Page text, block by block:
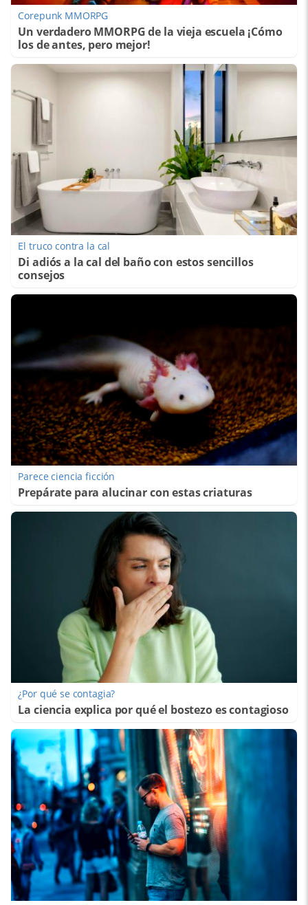
Corepunk MMORPG
Un verdadero MMORPG de la vieja escuela ¡Cómo
los de antes, pero mejor!
El truco contra la cal
Di adiós a la cal del baño con estos sencillos
consejos
Parece ciencia ficción
Prepárate para alucinar con estas criaturas
¿Por qué se contagia?
La ciencia explica por qué el bostezo es contagioso